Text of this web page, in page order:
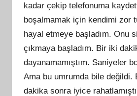
kadar çekip telefonuma
boşalmamak için kendimi zor
hayal etmeye başladım. Onu
çıkmaya başladım. Bir iki
dayanamamıştım. Saniyeler
Ama bu umrumda bile değildi.
dakika sonra iyice